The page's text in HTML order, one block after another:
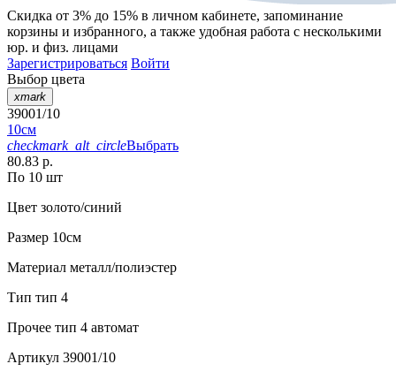
Скидка от 3% до 15% в личном кабинете, запоминание
корзины и избранного, а также удобная работа с несколькими
юр. и физ. лицами
Зарегистрироваться Войти
Выбор цвета
xmark
39001/10
10см
checkmark_alt_circleВыбрать
80.83 р.
По 10 шт
Цвет золото/синий
Размер 10см
Материал металл/полиэстер
Тип тип 4
Прочее тип 4 автомат
Артикул 39001/10